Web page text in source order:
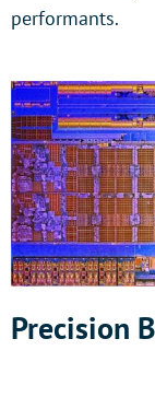
performants.
Precision